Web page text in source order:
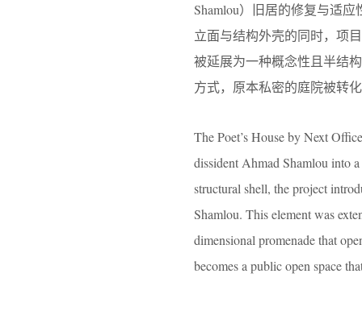
Shamlou）旧居的修复与适
立面与结构外壳的同时，项
被延展为一种概念性且半结
方式，原本私密的庭院被转
The Poet’s House by Next
dissident Ahmad Shamlou into
structural shell, the project
Shamlou. This element was
dimensional promenade that
becomes a public open space